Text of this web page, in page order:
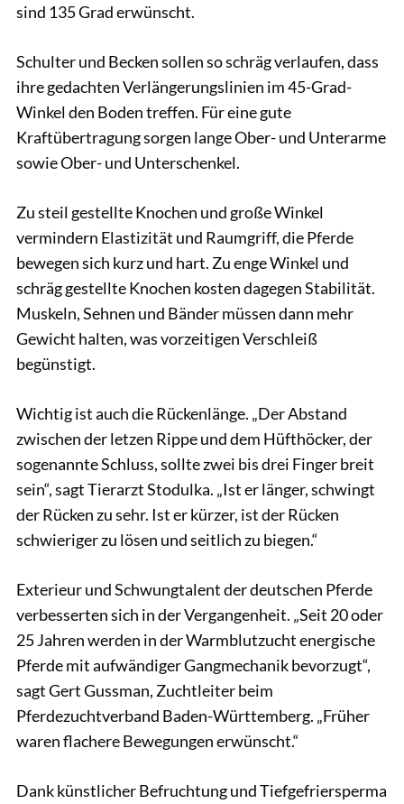
sind 135 Grad erwünscht.
Schulter und Becken sollen so schräg verlaufen, dass
ihre gedachten Verlängerungslinien im 45-Grad-
Winkel den Boden treffen. Für eine gute
Kraftübertragung sorgen lange Ober- und Unterarme
sowie Ober- und Unterschenkel.
Zu steil gestellte Knochen und große Winkel
vermindern Elastizität und Raumgriff, die Pferde
bewegen sich kurz und hart. Zu enge Winkel und
schräg gestellte Knochen kosten dagegen Stabilität.
Muskeln, Sehnen und Bänder müssen dann mehr
Gewicht halten, was vorzeitigen Verschleiß
begünstigt.
Wichtig ist auch die Rückenlänge. „Der Abstand
zwischen der letzen Rippe und dem Hüfthöcker, der
sogenannte Schluss, sollte zwei bis drei Finger breit
sein“, sagt Tierarzt Stodulka. „Ist er länger, schwingt
der Rücken zu sehr. Ist er kürzer, ist der Rücken
schwieriger zu lösen und seitlich zu biegen.“
Exterieur und Schwungtalent der deutschen Pferde
verbesserten sich in der Vergangenheit. „Seit 20 oder
25 Jahren werden in der Warmblutzucht energische
Pferde mit aufwändiger Gangmechanik bevorzugt“,
sagt Gert Gussman, Zuchtleiter beim
Pferdezuchtverband Baden-Württemberg. „Früher
waren flachere Bewegungen erwünscht.“
Dank künstlicher Befruchtung und Tiefgefriersperma